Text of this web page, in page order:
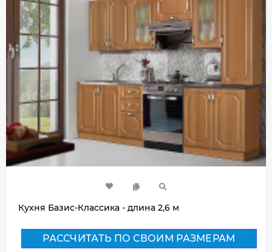
Кухня Базис-Классика - длина 2,6 м
РАССЧИТАТЬ ПО СВОИМ РАЗМЕРАМ